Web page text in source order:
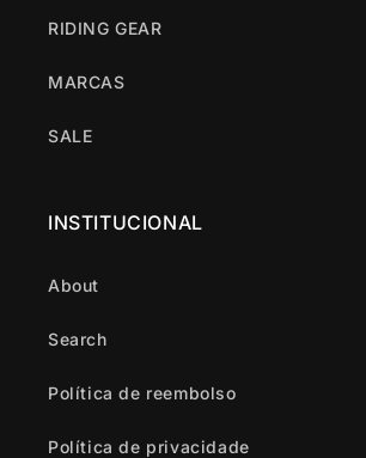
RIDING GEAR
MARCAS
SALE
INSTITUCIONAL
About
Search
Política de reembolso
Política de privacidade